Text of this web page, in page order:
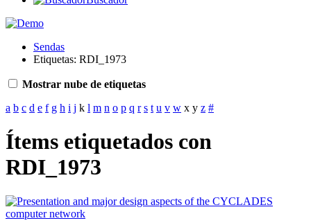
Sendas
Etiquetas: RDI_1973
Mostrar nube de etiquetas
a b c d e f g h i j k l m n o p q r s t u v w x y z #
Ítems etiquetados con
RDI_1973